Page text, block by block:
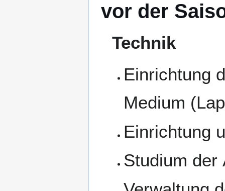
vor der
Technik
Einrichtung
Medium
Einrichtung
Studium der